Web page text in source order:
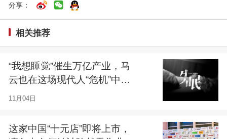
分享：
相关推荐
“我想睡觉”催生万亿产业，马
云也在这场现代人“危机”中寻
找商机丨投融界研究院031期
11月04日
这家中国“十元店”即将上市，